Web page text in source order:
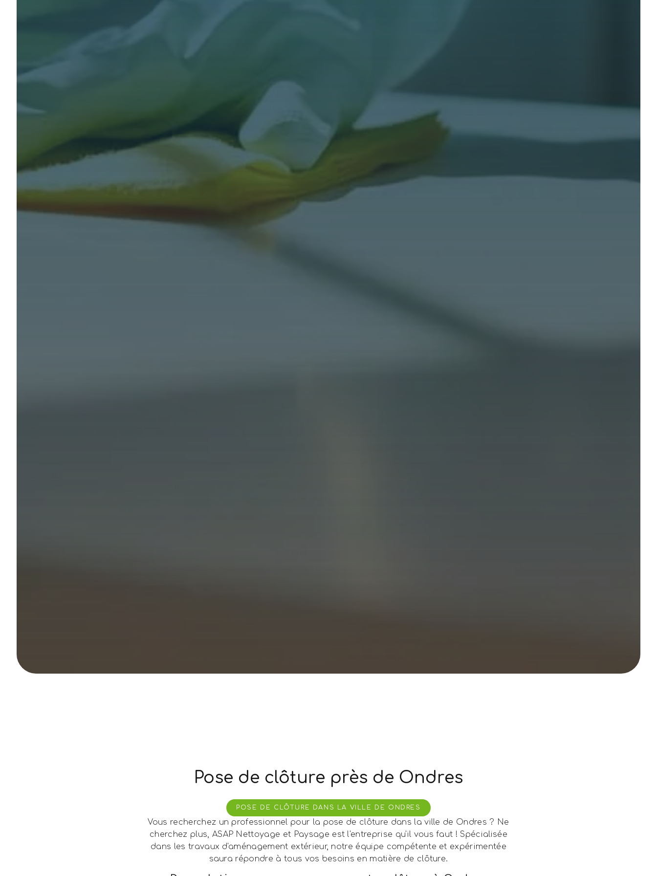
Pose de clôture près de Ondres
POSE DE CLÔTURE DANS LA VILLE DE ONDRES
Vous recherchez un professionnel pour la pose de clôture dans la ville de Ondres ? Ne
cherchez plus, ASAP Nettoyage et Paysage est l'entreprise qu'il vous faut ! Spécialisée
dans les travaux d'aménagement extérieur, notre équipe compétente et expérimentée
saura répondre à tous vos besoins en matière de clôture.